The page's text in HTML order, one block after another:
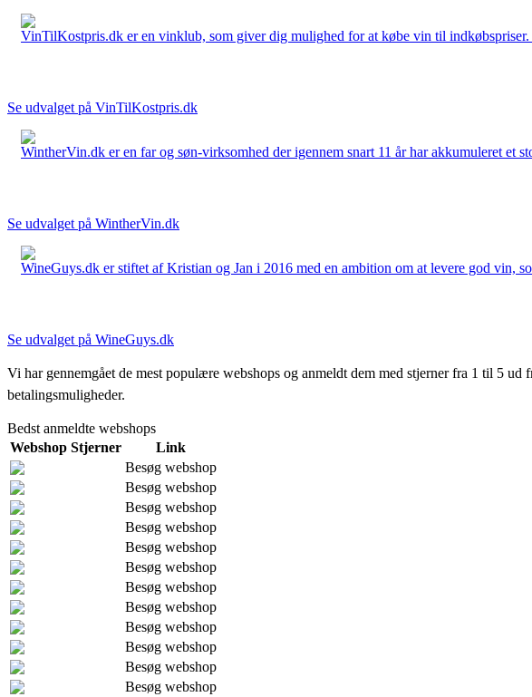
VinTilKostpris.dk er en vinklub, som giver dig mulighed for at købe vin til
Se udvalget på VinTilKostpris.dk
WintherVin.dk er en far og søn-virksomhed der igennem snart 11 år har akkumuleret
Se udvalget på WintherVin.dk
WineGuys.dk er stiftet af Kristian og Jan i 2016 med en ambition om at levere god vin,
Se udvalget på WineGuys.dk
Vi har gennemgået de mest populære webshops og anmeldt dem med stjerner fra 1 til 5
betalingsmuligheder.
Bedst anmeldte webshops
Webshop Stjerner
Link
Besøg webshop
Besøg webshop
Besøg webshop
Besøg webshop
Besøg webshop
Besøg webshop
Besøg webshop
Besøg webshop
Besøg webshop
Besøg webshop
Besøg webshop
Besøg webshop